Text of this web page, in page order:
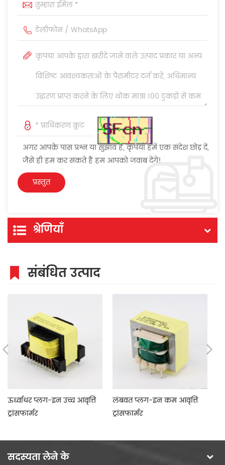
अगर आपके पास प्रश्न या सुझाव हैं, कृपया हमें एक संदेश छोड़ दें,
जैसे ही हम कर सकते हैं हम आपको जवाब देंगे!
श्रेणियाँ
संबंधित उत्पाद
ऊर्ध्वाधर प्लग-इन उच्च आवृत्ति
ट्रांसफार्मर
लंबवत प्लग-इन कम आवृत्ति
ट्रांसफार्मर
सदस्यता लेने के